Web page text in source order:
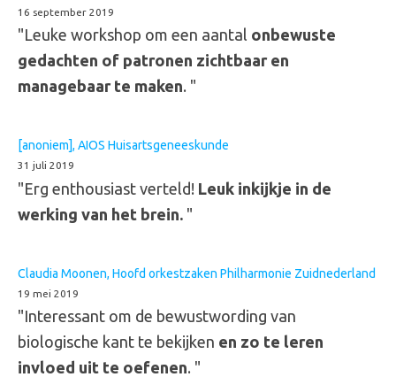
16 september 2019
"Leuke workshop om een aantal onbewuste
gedachten of patronen zichtbaar en
managebaar te maken. "
[anoniem], AIOS Huisartsgeneeskunde
31 juli 2019
"Erg enthousiast verteld! Leuk inkijkje in de
werking van het brein. "
Claudia Moonen, Hoofd orkestzaken Philharmonie Zuidnederland
19 mei 2019
"Interessant om de bewustwording van
biologische kant te bekijken en zo te leren
invloed uit te oefenen. "